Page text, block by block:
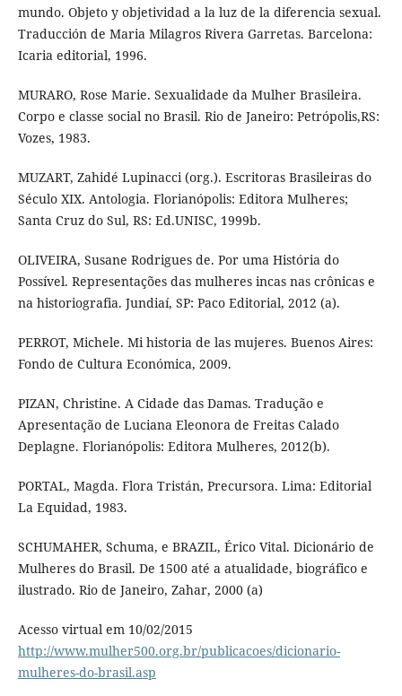
mundo. Objeto y objetividad a la luz de la diferencia sexual.
Traducción de Maria Milagros Rivera Garretas. Barcelona:
Icaria editorial, 1996.
MURARO, Rose Marie. Sexualidade da Mulher Brasileira.
Corpo e classe social no Brasil. Rio de Janeiro: Petrópolis,RS:
Vozes, 1983.
MUZART, Zahidé Lupinacci (org.). Escritoras Brasileiras do
Século XIX. Antologia. Florianópolis: Editora Mulheres;
Santa Cruz do Sul, RS: Ed.UNISC, 1999b.
OLIVEIRA, Susane Rodrigues de. Por uma História do
Possível. Representações das mulheres incas nas crônicas e
na historiografia. Jundiaí, SP: Paco Editorial, 2012 (a).
PERROT, Michele. Mi historia de las mujeres. Buenos Aires:
Fondo de Cultura Económica, 2009.
PIZAN, Christine. A Cidade das Damas. Tradução e
Apresentação de Luciana Eleonora de Freitas Calado
Deplagne. Florianópolis: Editora Mulheres, 2012(b).
PORTAL, Magda. Flora Tristán, Precursora. Lima: Editorial
La Equidad, 1983.
SCHUMAHER, Schuma, e BRAZIL, Érico Vital. Dicionário de
Mulheres do Brasil. De 1500 até a atualidade, biográfico e
ilustrado. Rio de Janeiro, Zahar, 2000 (a)
Acesso virtual em 10/02/2015
http://www.mulher500.org.br/publicacoes/dicionario-
mulheres-do-brasil.asp